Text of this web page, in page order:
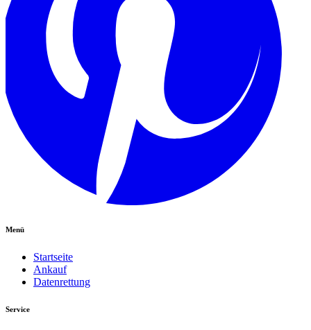
Menü
Startseite
Ankauf
Datenrettung
Service